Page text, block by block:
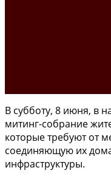
В субботу, 8 июня, в
митинг-собрание
которые требуют от
соединяющую их
инфраструктуры.